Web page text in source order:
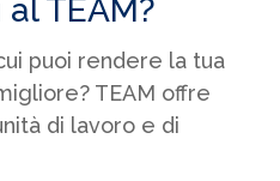
TEAM?
puoi rendere la tua
TEAM offre
di lavoro e di